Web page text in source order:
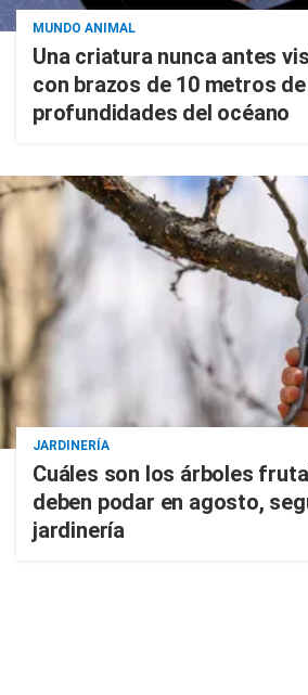
MUNDO ANIMAL
Una criatura nunca antes
con brazos de 10 metros
profundidades del océano
JARDINERÍA
Cuáles son los árboles
deben podar en agosto,
jardinería